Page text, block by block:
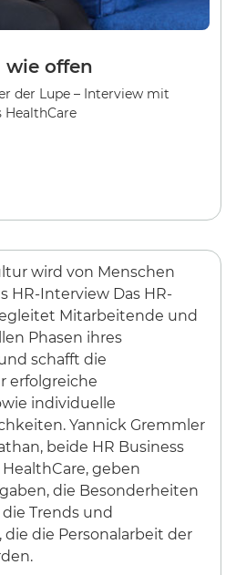
wie offen
der Lupe – Interview mit
HealthCare